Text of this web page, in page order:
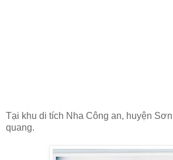
Tại khu di tích Nha Công an, huyện
quang.